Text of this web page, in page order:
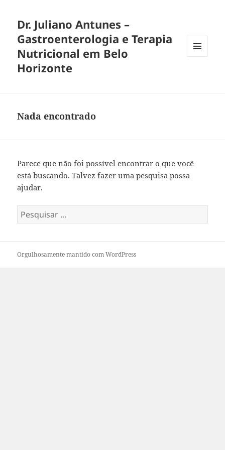
Dr. Juliano Antunes –
Gastroenterologia e Terapia
Nutricional em Belo
Horizonte
Nada encontrado
Parece que não foi possível encontrar o que você
está buscando. Talvez fazer uma pesquisa possa
ajudar.
Pesquisar
por:
Orgulhosamente mantido com WordPress